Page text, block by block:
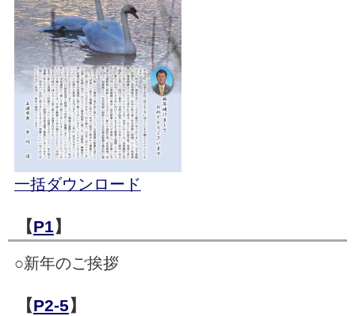
一括ダウンロード
【P1】
○新年のご挨拶
【P2-5】